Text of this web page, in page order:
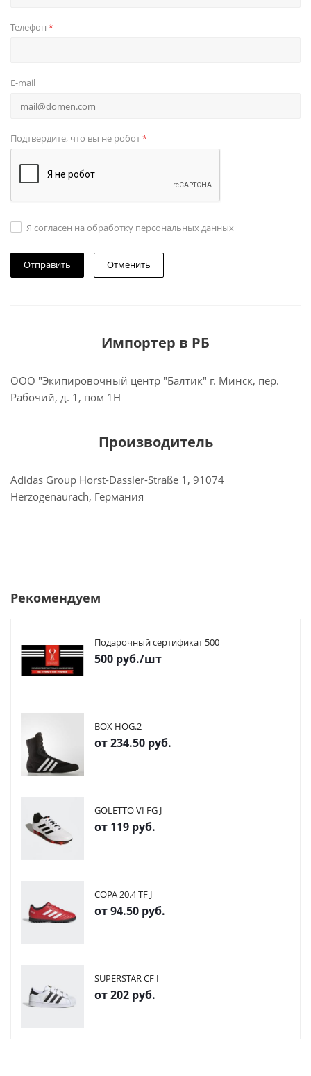
Телефон *
E-mail
Подтвердите, что вы не робот*
Я согласен на обработку персональных данных
Отменить
Импортер в РБ
ООО "Экипировочный центр "Балтик" г. Минск, пер.
Рабочий, д. 1, пом 1Н
Производитель
Adidas Group Horst-Dassler-Straße 1, 91074
Herzogenaurach, Германия
Рекомендуем
Подарочный сертификат 500
500 руб./шт
BOX HOG.2
от234.50 руб.
GOLETTO VI FG J
от 119 руб.
COPA 20.4 TF J
от94.50 руб.
SUPERSTAR CF I
от202 руб.